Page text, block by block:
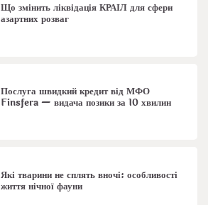
Що змінить ліквідація КРАІЛ для сфери
азартних розваг
Послуга швидкий кредит від МФО
Finsfera — видача позики за 10 хвилин
Які тварини не сплять вночі: особливості
життя нічної фауни